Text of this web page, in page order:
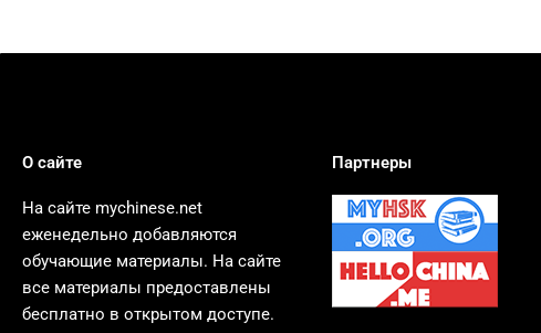
О сайте
На сайте mychinese.net
еженедельно добавляются
обучающие материалы. На сайте
все материалы предоставлены
бесплатно в открытом доступе.
Партнеры